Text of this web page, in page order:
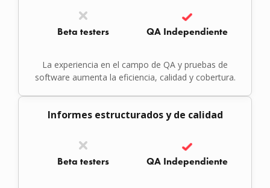
La experiencia en el campo de QA y pruebas de
software aumenta la eficiencia, calidad y cobertura.
Beta testers QA Independiente
Informes estructurados y de calidad
Beta testers QA Independiente